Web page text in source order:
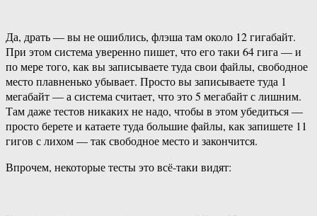
Да, драть — вы не ошиблись, флэша там около 12 гигабайт.
При этом система уверенно пишет, что его таки 64 гига — и
по мере того, как вы записываете туда свои файлы, свободное
место плавненько убывает. Просто вы записываете туда 1
мегабайт — а система считает, что это 5 мегабайт с лишним.
Там даже тестов никаких не надо, чтобы в этом убедиться —
просто берете и катаете туда большие файлы, как запишете 11
гигов с лихом — так свободное место и закончится.
Впрочем, некоторые тесты это всё-таки видят: